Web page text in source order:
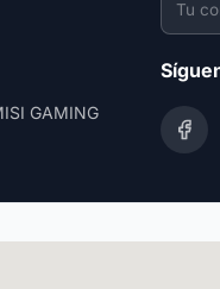
GAMING